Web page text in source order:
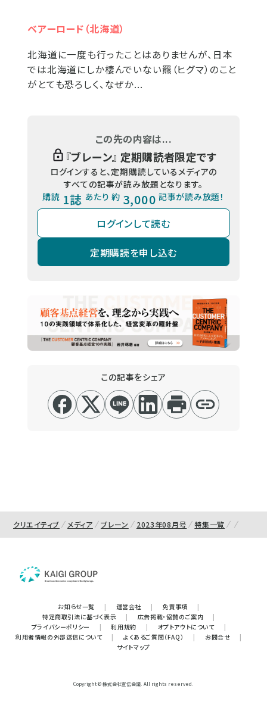
ベアーロード（北海道）
北海道に一度も行ったことはありませんが、日本
では北海道にしか棲んでいない羆（ヒグマ）のこと
がとても恐ろしく、なぜか...
この先の内容は...
『ブレーン』 定期購読者限定です
ログインすると、定期購読しているメディアの
すべての記事が読み放題となります。
購読 1誌 あたり 約 3,000 記事が読み放題！
ログインして読む
定期購読を申し込む
この記事をシェア
クリエイティブ メディア ブレーン 2023年08月号 特集一覧
お知らせ一覧 | 運営会社 | 免責事項
|
特定商取引法に基づく表示
| 広告掲載・協賛のご案内
|
プライバシーポリシー
| 利用規約 | オプトアウトについて
|
利用者情報の外部送信について
| よくあるご質問（FAQ） | お問合せ
|
サイトマップ
Copyright © 株式会社宣伝会議. All rights reserved.